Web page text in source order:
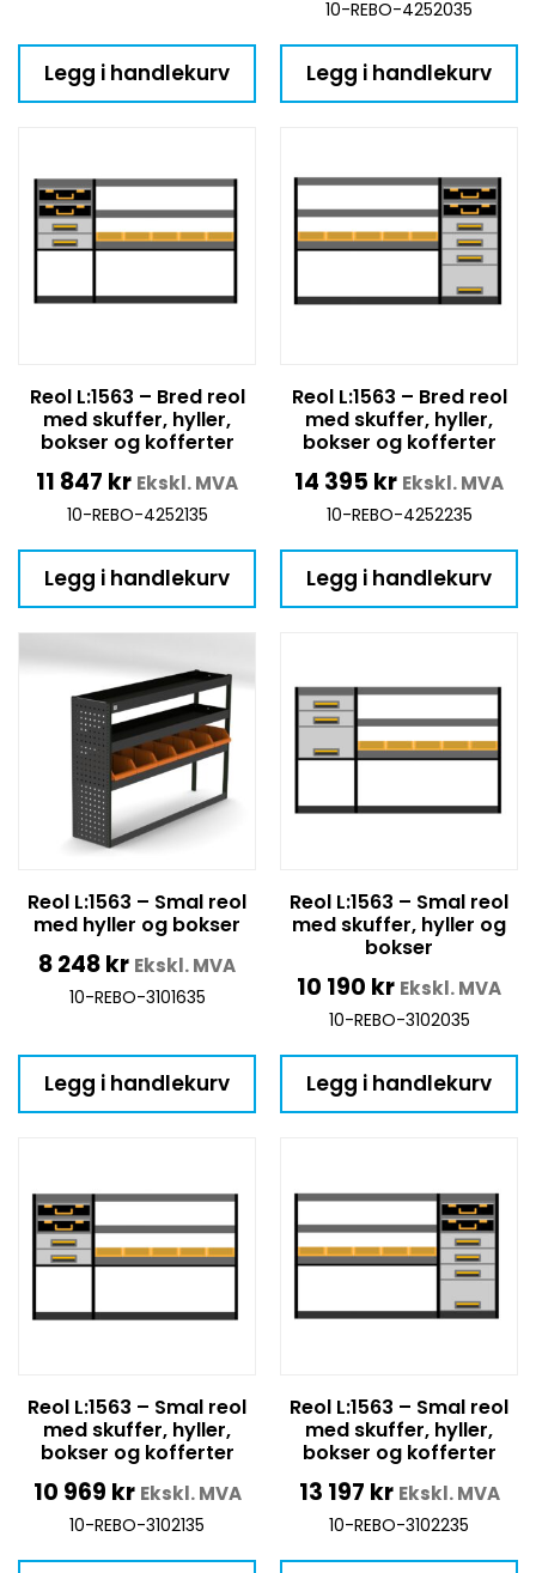
Legg i handlekurv
10-REBO-4252035
Legg i handlekurv
Reol L:1563 – Bred reol
med skuffer, hyller,
bokser og kofferter
11 847 kr Ekskl. MVA
10-REBO-4252135
Legg i handlekurv
Reol L:1563 – Bred reol
med skuffer, hyller,
bokser og kofferter
14 395 kr Ekskl. MVA
10-REBO-4252235
Legg i handlekurv
Reol L:1563 – Smal reol
med hyller og bokser
8 248kr Ekskl. MVA
10-REBO-3101635
Legg i handlekurv
Reol L:1563 – Smal reol
med skuffer, hyller og
bokser
10 190 kr Ekskl. MVA
10-REBO-3102035
Legg i handlekurv
Reol L:1563 – Smal reol
med skuffer, hyller,
bokser og kofferter
10 969 kr Ekskl. MVA
10-REBO-3102135
Reol L:1563 – Smal reol
med skuffer, hyller,
bokser og kofferter
13 197 kr Ekskl. MVA
10-REBO-3102235